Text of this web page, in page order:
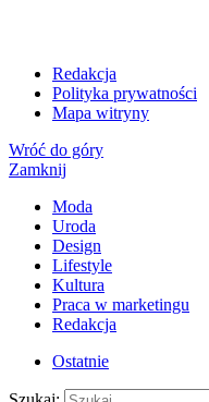
Redakcja
Polityka prywatności
Mapa witryny
Wróć do góry
Zamknij
Moda
Uroda
Design
Lifestyle
Kultura
Praca w marketingu
Redakcja
Ostatnie